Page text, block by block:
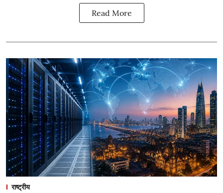
Read More
राष्ट्रीय